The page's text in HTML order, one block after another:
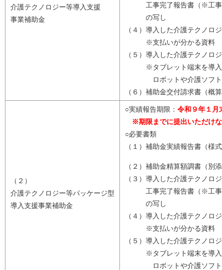
介護テクノロジー等導入支援
事業補助金
工事完了報告書（※工事の
の写し
（４）導入した介護テクノロ
※支払いが分かる資料
（５）導入した介護テクノロ
※タブレット端末を導入し
ロボットや介護ソフトウ
（６）補助金交付請求書（概
（２）
介護テクノロジー等パッケージ型
導入支援事業補助金
○実績報告期限： 令和９年１月
※期限までに提出いただけな
○必要書類
（１）補助金実績報告書（様
（２）補助金精算額調書（別
（３）導入した介護テクノロ
工事完了報告書（※工事の
の写し
（４）導入した介護テクノロ
※支払いが分かる資料
（５）導入した介護テクノロ
※タブレット端末を導入し
ロボットや介護ソフトウ